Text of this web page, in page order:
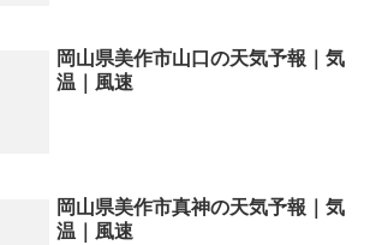
岡山県美作市山口の天気予報｜気
温｜風速
岡山県美作市真神の天気予報｜気
温｜風速